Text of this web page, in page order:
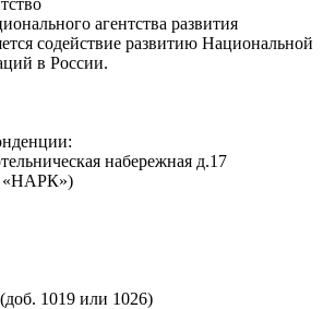
агентства развития
содействие развитию Национальной
в России.
набережная д.17
(доб. 1019 или 1026)